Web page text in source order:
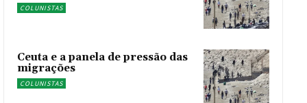
COLUNISTAS
Ceuta e a panela de pressão das
migrações
COLUNISTAS